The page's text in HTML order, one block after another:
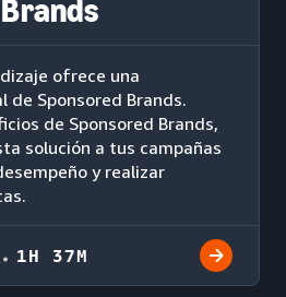
ofrece una
de Sponsored Brands.
de Sponsored Brands,
solución a tus campañas
y realizar
1H 37M